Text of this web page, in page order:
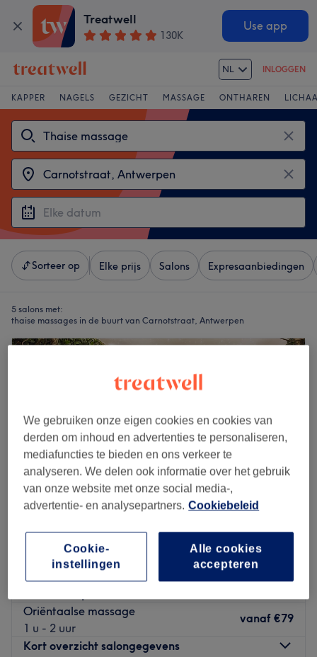
Treatwell
130K
Use app
NL INLOGGEN
KAPPER NAGELS GEZICHT MASSAGE ONTHAREN
Sorteer op Elke prijs Salons Expresaanbiedingen
5 salons met:
thaise massages in de buurt van Carnotstraat, Antwerpen
Il-Tempios
1187 reviews
Oriëntaalse massage
1 u - 2 uur
vanaf €79
Kort overzicht salongegevens
We gebruiken onze eigen cookies en cookies van
derden om inhoud en advertenties te personaliseren,
mediafuncties te bieden en ons verkeer te
analyseren. We delen ook informatie over het gebruik
van onze website met onze social media-,
advertentie- en analysepartners. Cookiebeleid
Alle cookies
accepteren
Cookie-
instellingen